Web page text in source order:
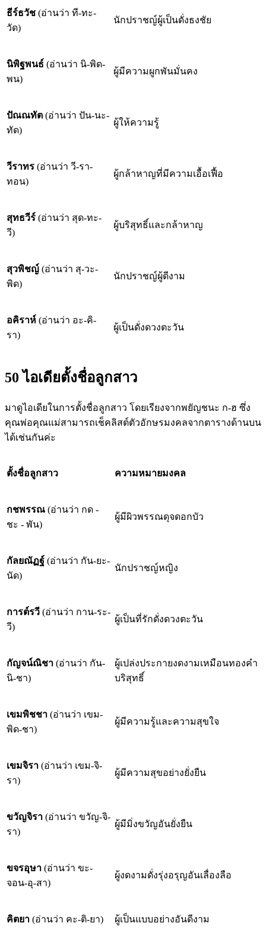
ธีร์ธวัช (อ่านว่า ที-ทะ-
วัด)
นักปราชญ์ผู้เป็นดั่งธงชัย
นิพิฐพนธ์ (อ่านว่า นิ-พิด-
พน)
ผู้มีความผูกพันมั่นคง
ปัณณทัต (อ่านว่า ปัน-นะ-
ทัด)
ผู้ให้ความรู้
วีราทร (อ่านว่า วี-รา-
ทอน)
ผู้กล้าหาญที่มีความเอื้อเฟื้อ
สุทธวีร์ (อ่านว่า สุด-ทะ-
วี)
ผู้บริสุทธิ์และกล้าหาญ
สุวพิชญ์ (อ่านว่า สุ-วะ-
พิด)
นักปราชญ์ผู้ดีงาม
อคิราห์ (อ่านว่า อะ-คิ-
รา)
ผู้เป็นดั่งดวงตะวัน
50 ไอเดียตั้งชื่อลูกสาว
มาดูไอเดียในการตั้งชื่อลูกสาว โดยเรียงจากพยัญชนะ ก-ฮ ซึ่ง
คุณพ่อคุณแม่สามารถเช็คลิสต์ตัวอักษรมงคลจากตารางด้านบน
ได้เช่นกันค่ะ
ตั้งชื่อลูกสาว ความหมายมงคล
กชพรรณ (อ่านว่า กด -
ชะ - พัน)
ผู้มีผิวพรรณดุจดอกบัว
กัลยณัฏฐ์ (อ่านว่า กัน-ยะ-
นัด)
นักปราชญ์หญิง
การต์รวี (อ่านว่า กาน-ระ-
วี)
ผู้เป็นที่รักดั่งดวงตะวัน
กัญจน์ณิชา (อ่านว่า กัน-
นิ-ชา)
ผู้เปล่งประกายงดงามเหมือนทองคำ
บริสุทธิ์
เขมพิชชา (อ่านว่า เขม-
พิด-ชา)
ผู้มีความรู้และความสุขใจ
เขมจิรา (อ่านว่า เขม-จิ-
รา)
ผู้มีความสุขอย่างยั่งยืน
ขวัญจิรา (อ่านว่า ขวัญ-จิ-
รา)
ผู้มีมิ่งขวัญอันยั่งยืน
ขจรอุษา (อ่านว่า ขะ-
จอน-อุ-สา)
ผู้งดงามดั่งรุ่งอรุญอันเลื่องลือ
คิตยา (อ่านว่า คะ-ติ-ยา) ผู้เป็นแบบอย่างอันดีงาม